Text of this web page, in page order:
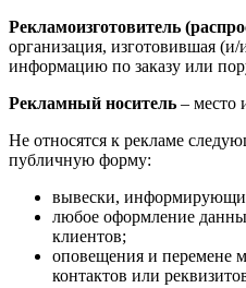
Рекламоизготовитель
организация, изготовившая
информацию по заказу или
Рекламный носитель – место
Не относятся к рекламе
публичную форму:
вывески,
любое оформление
клиентов;
оповещения и перемене
контактов или